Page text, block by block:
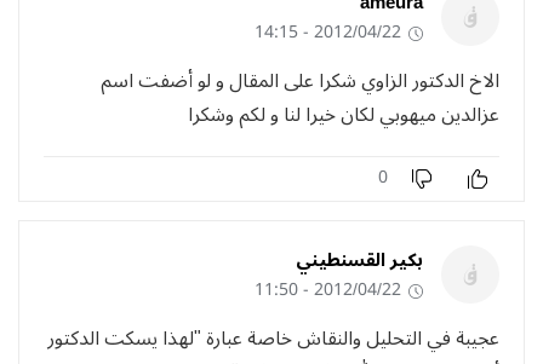
2012/04/22 - 14:15
الاخ الدكتور الزاوي شكرا على المقال و لو أضفت اسم
عزالدين ميهوبي لكان خيرا لنا و لكم وشكرا
0
بكير القسنطيني
2012/04/22 - 11:50
عجيبة في التحليل والنقاش خاصة عبارة "لهذا يسكت الدكتور